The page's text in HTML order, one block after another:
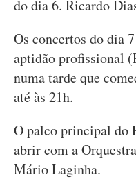
do dia 6. Ricardo
Os concertos do dia
aptidão profissional
numa tarde que
até às 21h.
O palco principal do
abrir com a
Mário Laginha.